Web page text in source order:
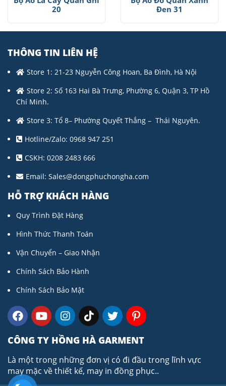
20
Đen 31
THÔNG TIN LIÊN HỆ
Store 1: 21-23 Nguyễn Công Hoan, Ba Đình, Hà Nội
Store 2: Số 163 Hai Bà Trưng, Phường 6, Quận 3, TP Hồ
Chí Minh.
Store 3: Tổ 8– Phường Quyết Thắng – Thái Nguyên.
Hotline/Zalo: 0968 947 251
CSKH: 0208 2483 666
Email: Sales@dongphuchongha.com
HỖ TRỢ KHÁCH HÀNG
Quy Trình Đặt Hàng
Hình Thức Thanh Toán
Vận Chuyển – Giao Nhận
Chính Sách Bảo Hành
Chính Sách Bảo Mật
CÔNG TY HỒNG HÀ GARMENT
Là một trong những đơn vị có đi đầu trong lĩnh vực
may mặc về thiết kế, may in đồng phục..